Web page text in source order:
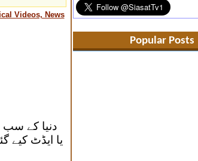
Videos, News
دنیا کے سب
یا ایڈٹ کیے
Popular Posts